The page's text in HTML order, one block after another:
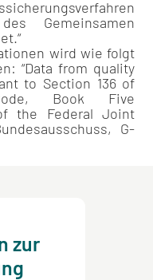
Gemeinsamen
wird wie folgt
“Data from quality
to Section 136 of
Book Five
the Federal Joint
G-
zur